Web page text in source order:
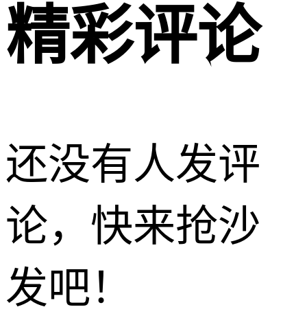
精彩评论
还没有人发评
论，快来抢沙
发吧！